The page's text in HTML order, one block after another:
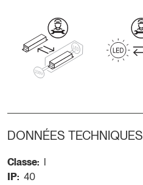
DONNÉES TECHNIQUES
Classe:
IP: 40